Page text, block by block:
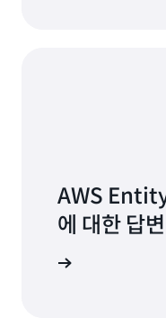
AWS
에 대한 답